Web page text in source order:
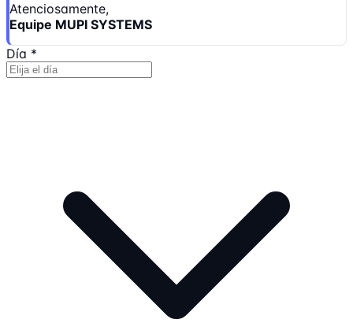
Atenciosamente,
Equipe MUPI SYSTEMS
Día *